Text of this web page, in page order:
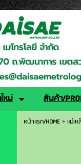
หม่ สินค้า/
หน้าแรก/HOME> แม่เ